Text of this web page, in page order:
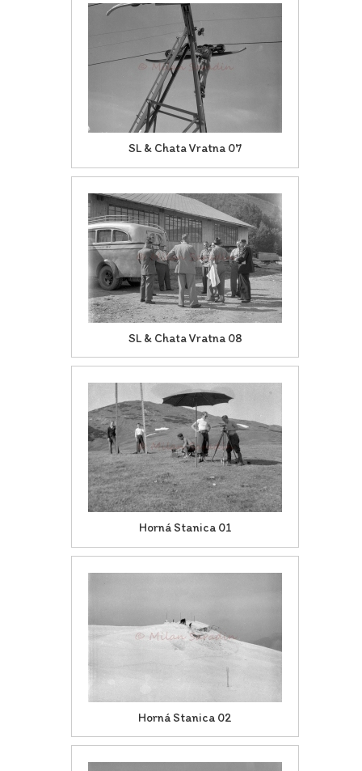
SL & Chata Vratna 07
SL & Chata Vratna 08
Horná Stanica 01
Horná Stanica 02